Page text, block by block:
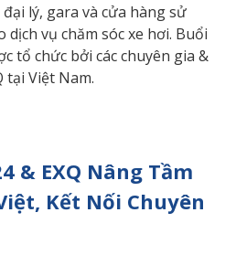
lý, gara và cửa hàng sử
dịch vụ chăm sóc xe hơi. Buổi
tổ chức bởi các chuyên gia &
tại Việt Nam.
& EXQ Nâng Tầm
Kết Nối Chuyên